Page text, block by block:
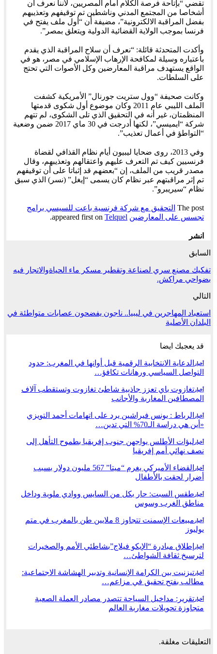
تقضي “بإتاحة فرصة الكلام أمام المصريين، لأننا نعرف أن
أشخاصا من المجتمع المدني وناشطين تم توقيفهم وتعذيبهم
بفضل المراقبة الالكترونية”، مضيفة أن “أول ملف يفتح في
فرنسا بموجب الولاية القضائية الدولية ويتعلق بمصر”.
وأكدت المتحدثة قائلة: “نعرف أن سلاح المراقبة الذي يقدم
باعتباره وسيلة لمكافحة الإرهاب الإسلامي في مصر، هو في
الواقع يستهدف مراقبة المعارضين وكل الأصوات التي تحتج
على السلطات.
وكانت صحيفة “وول ستريت جورنال” الأمريكية كشفت
الملف الليبي عام 2011 وكان موضوع أول شكوى قدمتها
المنظمتان، غير أنه في التحقيق الذي تلى الشكوى، لم تتهم
شركة “ايميسي”، لكنها أدرجت في 30 ماي 2017 ضمن وضعية
“التواطؤ في أعمال تعذيب”.
وفي 2013، روى ضحايا ليبيون أيام نظام القذافي لقضاة
فرنسيين كيف تم التعرف عليهم واعتقالهم وتعذيبهم، وقال
مصدر قريب من الملف، إن “بعضهم قد إثباتا على أن توقيفهم
تم إثر مراقبتهم عبر نظام كان يسمى “إيغل” (نسر) الذي سبق
نظام “سيريبرو”.
The post التحقيق مع شركة فرنسية باعت للسيسي برامج
تجسس على المعارضين Telquel
.
انشر
السابق
تفكيك مصنع سري لصناعة وتقطير مسكر ماء الحياةوالاتجار فيه
بضواحي مراكش.
التالي
استعباد المهاجرين في ليبيا.. ناجون يفضحون عصابات متواطئة في
البلدان الأصلية
قد يعجبك ايضا
أخبار
الدعاية الانتخابية الرقمية قبل أوانها في المغرب: حدود
التواصل السياسي ورهانات تكافؤ…
أخبار تغازوت باي تعزز جاذبية شاطئ تغازوت وتستقطب آلاف
المصطافين المغاربة والأجانب
أخبار
الرباط : يونس فيراشين يرد على اتهامات أحمد التويزي
«أين هي دراسة الـ70% التي تدين…
أخبار لبؤات الأطلس يواجهن جنوب إفريقيا بطموح التأهل إلى
نصف نهائي أمم إفريقيا
أخبار
القضاء الأميركي يغرم “ميتا” 567 مليون دولار بسبب
أضرار لحقت بالأطفال
أخبار طقس السبت: حار بكل من السايس ووادي ملوية وداخل
مناطق الغرب وسوس
أخبار
مبيعات الإسمنت تتجاوز 8 ملايين طن بالمغرب في متم
يوليوز
أخبار
إطلاق مبادرة “الإيكو فيلاج”بشاطئي الأمم والصخيرات
لترسيخ ثقافة الشواطئ…
أخبار تيزنيت بين الكرامة الإنسانية وتدبير الهشاشة الاجتماعية:
مطالب بفتح تحقيق في مزاعم…
أخبار تقرير: مداخيل السياحة تتصدر مصادر العملة الصعبة
متجاوزة تحويلات مغاربة العالم
التعليقات مغلقة.